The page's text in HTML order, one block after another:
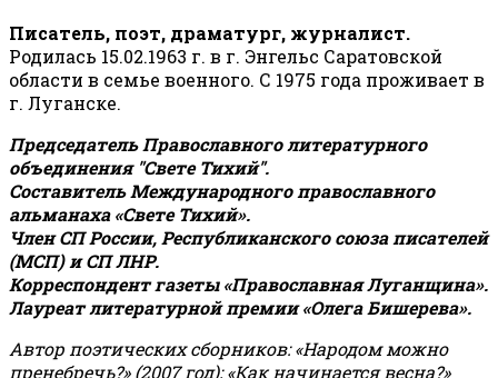
Писатель, поэт, драматург, журналист.
Родилась 15.02.1963 г. в г. Энгельс Саратовской
области в семье военного. С 1975 года проживает в
г. Луганске.
Председатель Православного литературного
объединения "Свете Тихий".
Составитель Международного православного
альманаха «Свете Тихий».
Член СП России, Республиканского союза писателей
(МСП) и СП ЛНР.
Корреспондент газеты «Православная Луганщина».
Лауреат литературной премии «Олега Бишерева».
Автор поэтических сборников: «Народом можно
пренебречь?» (2007 год); «Как начинается весна?»